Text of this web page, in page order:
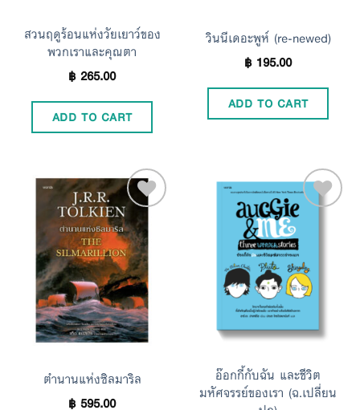
สวนฤดูร้อนแห่งวัยเยาว์ของ
พวกเราและคุณตา
฿265.00
ADD TO CART
วินนีเดอะพูห์ (re-newed)
฿195.00
ADD TO CART
Add to
Wishlist
ตำนานแห่งซิลมาริล
฿595.00
Wishlist
อ๊อกกี้กับฉัน และชีวิต
มหัศจรรย์ของเรา (ฉ.เปลี่ยน